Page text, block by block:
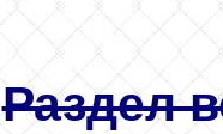
Раздел